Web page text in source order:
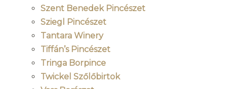
Szent Benedek Pincészet
Sziegl Pincészet
Tantara Winery
Tiffán’s Pincészet
Tringa Borpince
Twickel Szőlőbirtok